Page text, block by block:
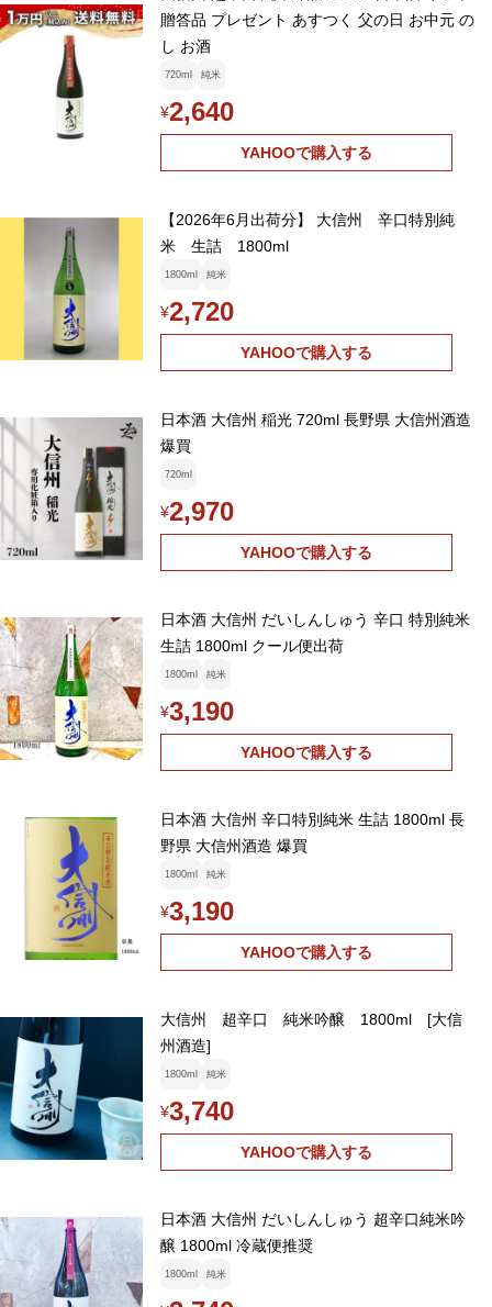
贈答品 プレゼント あすつく 父の日 お中元 の
し お酒
720ml 純米
¥2,640
YAHOOで購入する
【2026年6月出荷分】 大信州 辛口特別純
米 生詰 1800ml
1800ml 純米
¥2,720
YAHOOで購入する
日本酒 大信州 稲光 720ml 長野県 大信州酒造
爆買
720ml
¥2,970
YAHOOで購入する
日本酒 大信州 だいしんしゅう 辛口 特別純米
生詰 1800ml クール便出荷
1800ml 純米
¥3,190
YAHOOで購入する
日本酒 大信州 辛口特別純米 生詰 1800ml 長
野県 大信州酒造 爆買
1800ml 純米
¥3,190
YAHOOで購入する
大信州 超辛口 純米吟醸 1800ml [大信
州酒造]
1800ml 純米
¥3,740
YAHOOで購入する
日本酒 大信州 だいしんしゅう 超辛口純米吟
醸 1800ml 冷蔵便推奨
1800ml 純米